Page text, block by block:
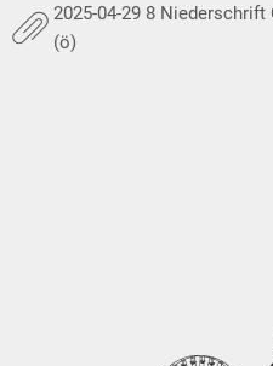
2025-04-29 8
(ö)